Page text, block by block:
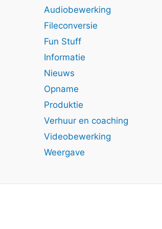
Audiobewerking
Fileconversie
Fun Stuff
Informatie
Nieuws
Opname
Produktie
Verhuur en coaching
Videobewerking
Weergave